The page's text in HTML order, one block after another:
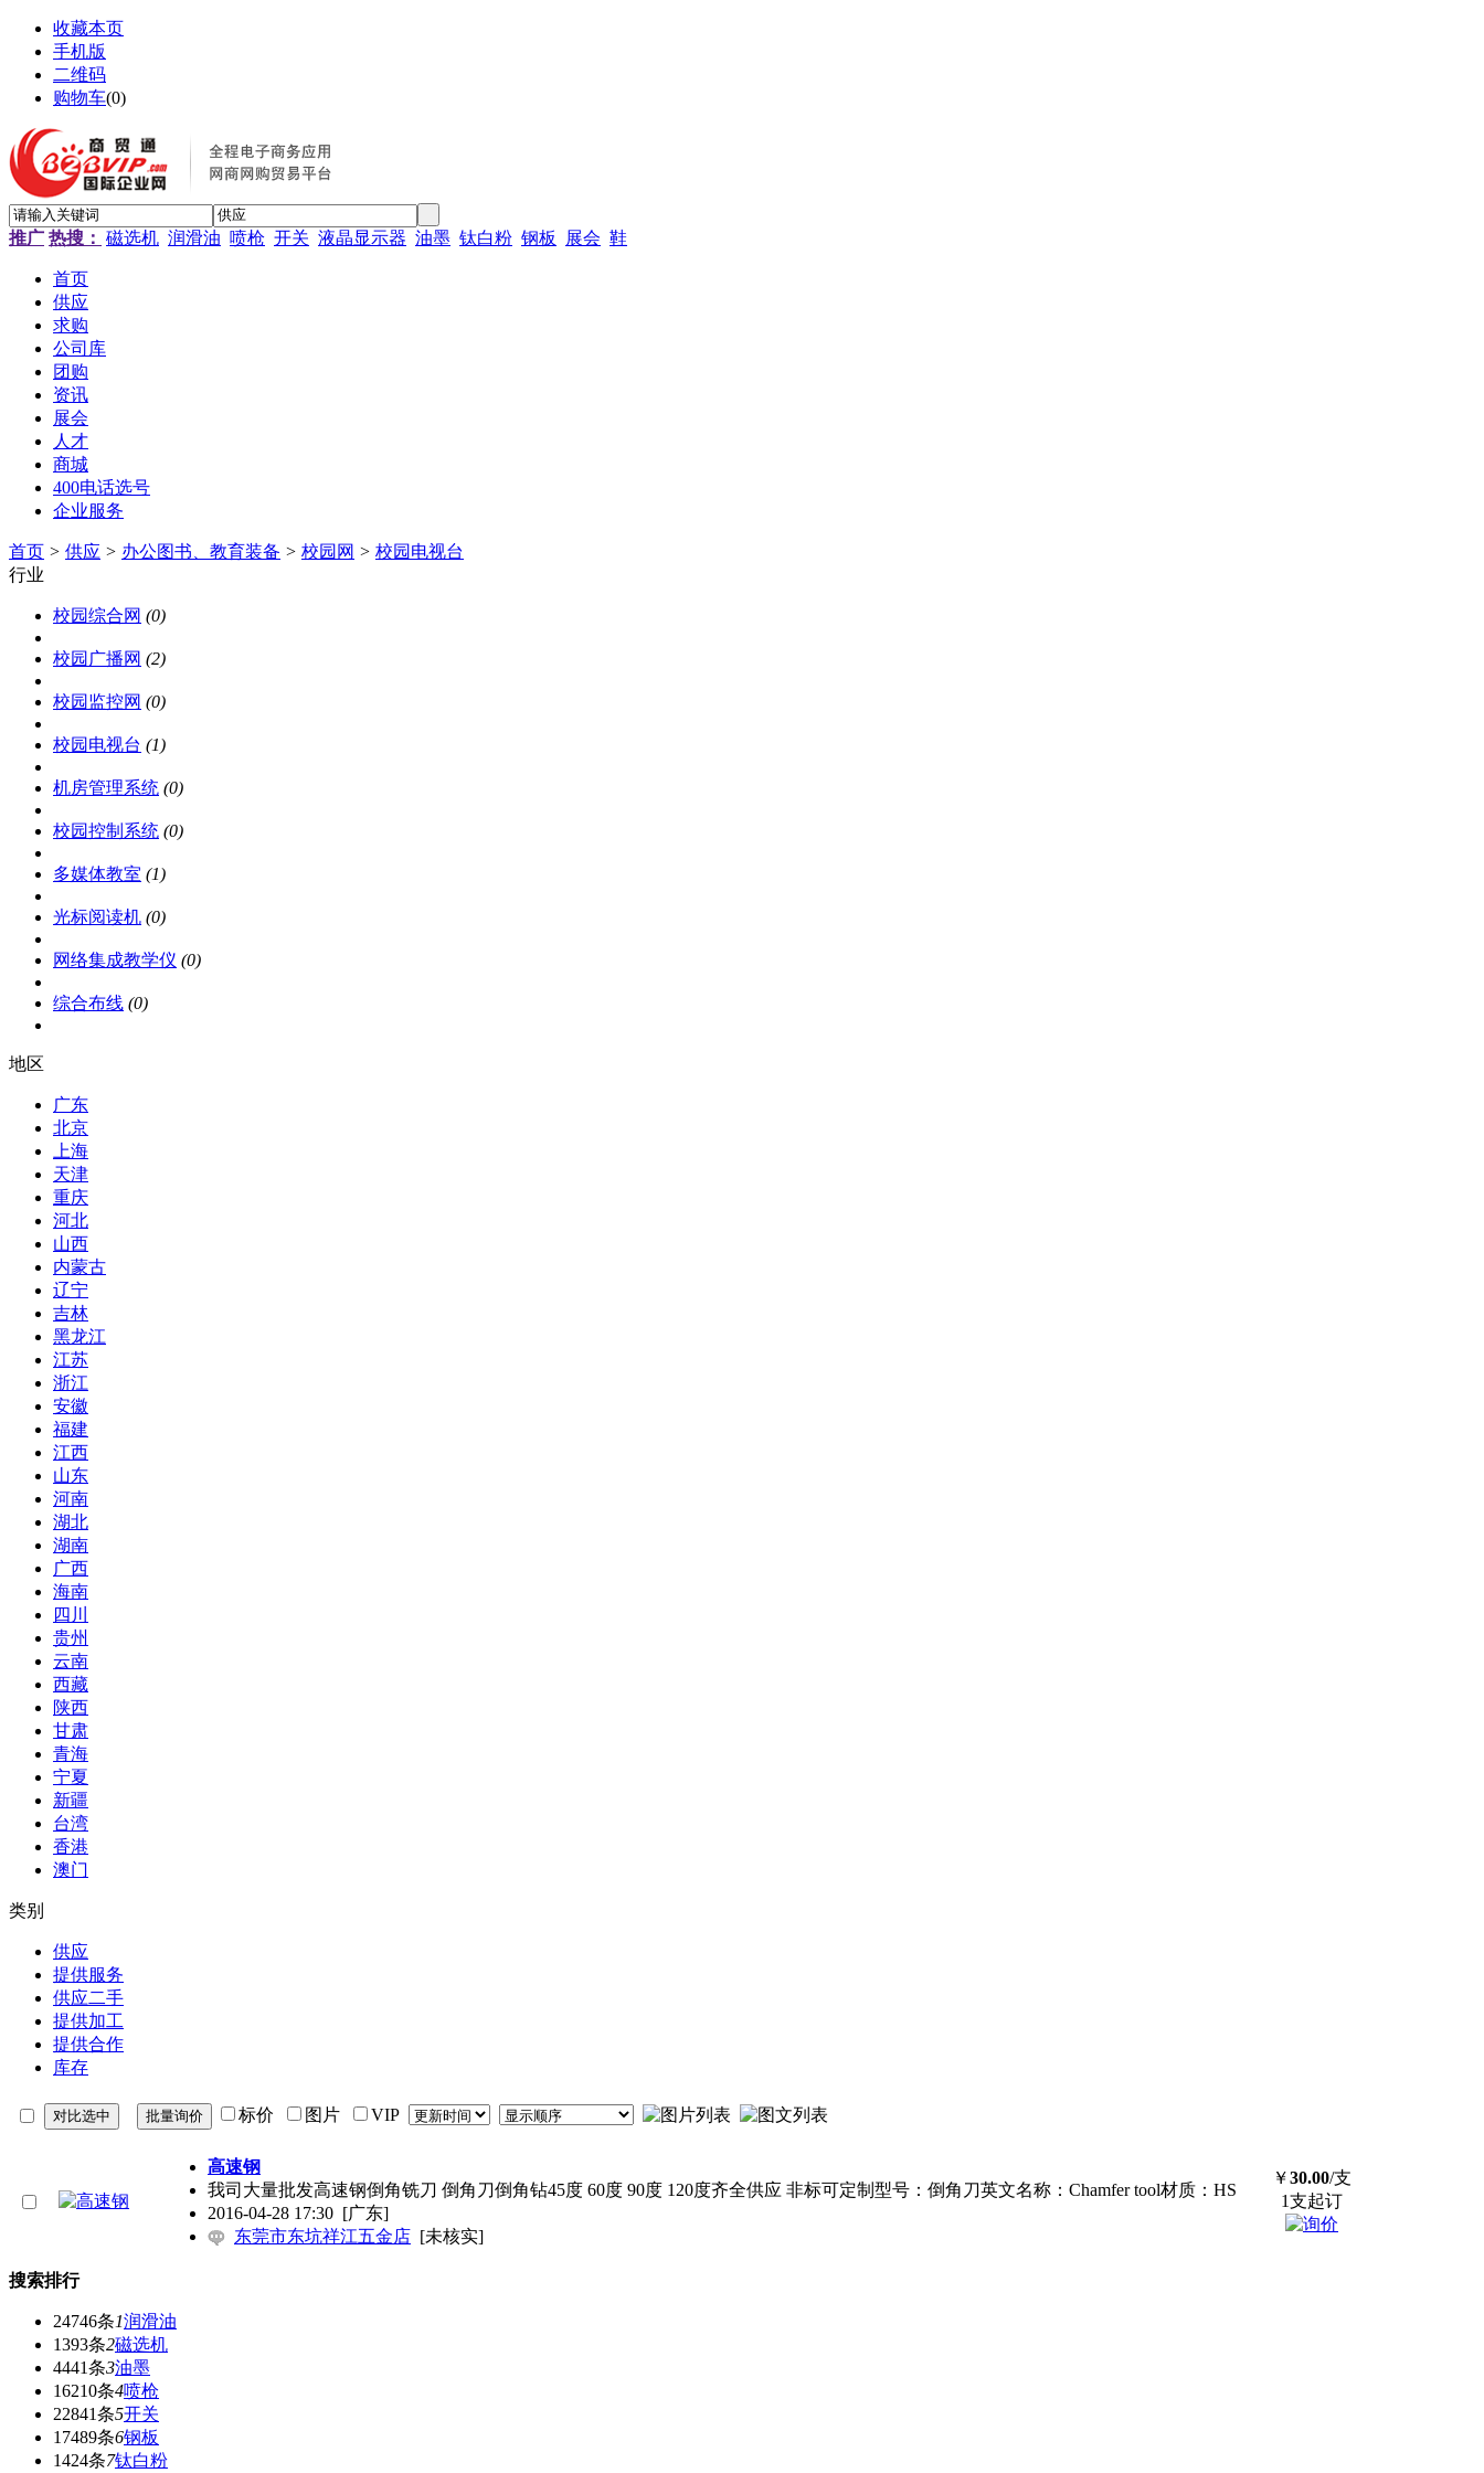
收藏本页
手机版
二维码
购物车(0)
推广 热搜： 磁选机 润滑油 喷枪 开关 液晶显示器 油墨 钛白粉 钢板 展会 鞋
首页
供应
求购
公司库
团购
资讯
展会
人才
商城
400电话选号
企业服务
首页 > 供应 > 办公图书、教育装备 > 校园网 > 校园电视台
行业
校园综合网 (0)
校园广播网 (2)
校园监控网 (0)
校园电视台 (1)
机房管理系统 (0)
校园控制系统 (0)
多媒体教室 (1)
光标阅读机 (0)
网络集成教学仪 (0)
综合布线 (0)
地区
广东
北京
上海
天津
重庆
河北
山西
内蒙古
辽宁
吉林
黑龙江
江苏
浙江
安徽
福建
江西
山东
河南
湖北
湖南
广西
海南
四川
贵州
云南
西藏
陕西
甘肃
青海
宁夏
新疆
台湾
香港
澳门
类别
供应
提供服务
供应二手
提供加工
提供合作
库存
标价 图片 VIP
高速钢
我司大量批发高速钢倒角铣刀 倒角刀倒角钻45度 60度 90度 120度齐全供应 非标可定制型号：倒角刀英文名称：Chamfer tool材质：HS
2016-04-28 17:30 [广东]
东莞市东坑祥江五金店 [未核实]
￥30.00/支
1支起订
搜索排行
24746条1润滑油
1393条2磁选机
4441条3油墨
16210条4喷枪
22841条5开关
17489条6钢板
1424条7钛白粉